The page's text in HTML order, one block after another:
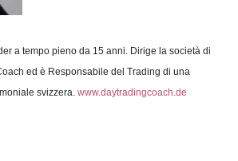
a tempo pieno da 15 anni. Dirige la società di
ed è Responsabile del Trading di una
svizzera. www.daytradingcoach.de